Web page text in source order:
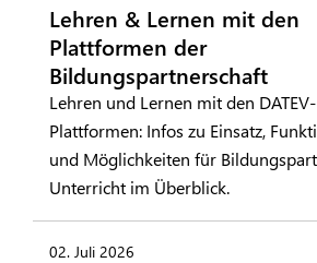
Lehren & Lernen mit den
Plattformen der
Bildungspartnerschaft
Lehren und Lernen mit den DATEV-
Plattformen: Infos zu Einsatz,
und Möglichkeiten für
Unterricht im Überblick.
02. Juli 2026